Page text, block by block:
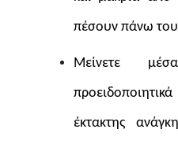
πέσουν πάνω
Μείνετε
έκτακτης